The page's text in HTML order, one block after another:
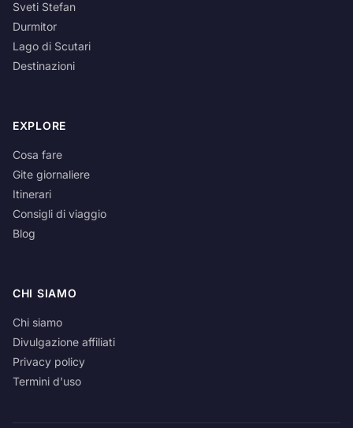
Sveti Stefan
Durmitor
Lago di Scutari
Destinazioni
EXPLORE
Cosa fare
Gite giornaliere
Itinerari
Consigli di viaggio
Blog
CHI SIAMO
Chi siamo
Divulgazione affiliati
Privacy policy
Termini d'uso